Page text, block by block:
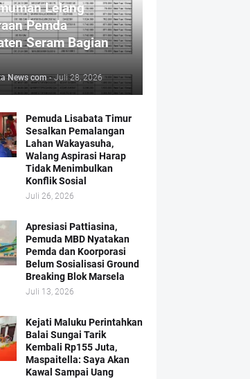
Lelang
Pemda
Seram Bagian
News com - Juli 28, 2026
Pemuda Lisabata Timur
Sesalkan Pemalangan
Lahan Wakayasuha,
Walang Aspirasi Harap
Tidak Menimbulkan
Konflik Sosial
Juli 26, 2026
Apresiasi Pattiasina,
Pemuda MBD Nyatakan
Pemda dan Koorporasi
Belum Sosialisasi Ground
Breaking Blok Marsela
Juli 13, 2026
Kejati Maluku Perintahkan
Balai Sungai Tarik
Kembali Rp155 Juta,
Maspaitella: Saya Akan
Kawal Sampai Uang